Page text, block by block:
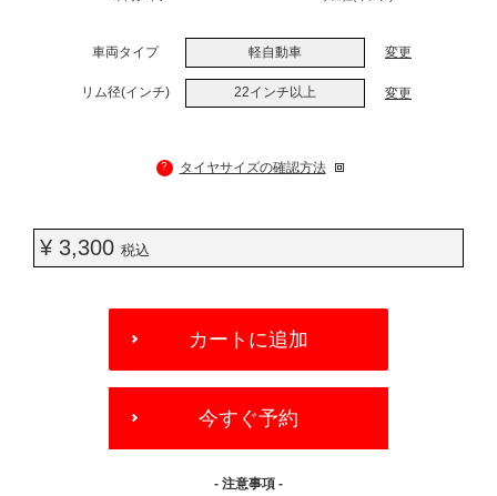
車両タイプ 軽自動車 変更
リム径(インチ) 22インチ以上 変更
? タイヤサイズの確認方法
¥ 3,300 税込
OPTIONS
カートに追加
今すぐ予約
- 注意事項 -